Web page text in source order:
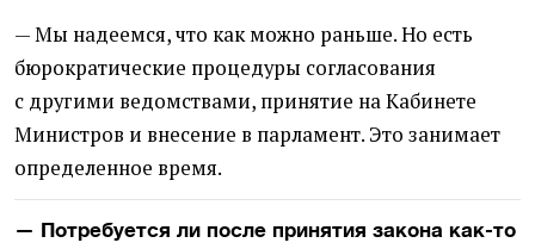
— Мы надеемся, что как можно раньше. Но есть
бюрократические процедуры согласования
с другими ведомствами, принятие на Кабинете
Министров и внесение в парламент. Это занимает
определенное время.
— Потребуется ли после принятия закона как-то